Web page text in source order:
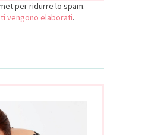
per ridurre lo spam.
vengono elaborati.